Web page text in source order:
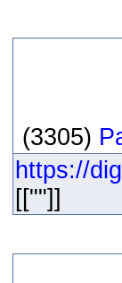
(3305)
https://
[[""]]